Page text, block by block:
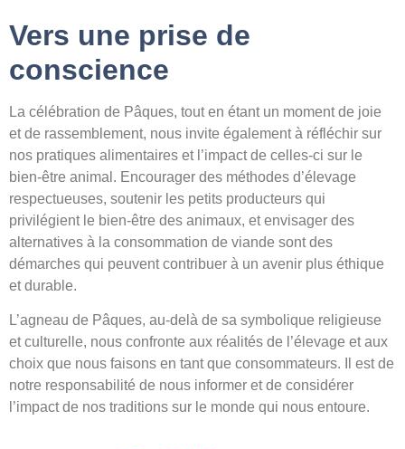
Vers une prise de
conscience
La célébration de Pâques, tout en étant un moment de joie
et de rassemblement, nous invite également à réfléchir sur
nos pratiques alimentaires et l’impact de celles-ci sur le
bien-être animal. Encourager des méthodes d’élevage
respectueuses, soutenir les petits producteurs qui
privilégient le bien-être des animaux, et envisager des
alternatives à la consommation de viande sont des
démarches qui peuvent contribuer à un avenir plus éthique
et durable.
L’agneau de Pâques, au-delà de sa symbolique religieuse
et culturelle, nous confronte aux réalités de l’élevage et aux
choix que nous faisons en tant que consommateurs. Il est de
notre responsabilité de nous informer et de considérer
l’impact de nos traditions sur le monde qui nous entoure.